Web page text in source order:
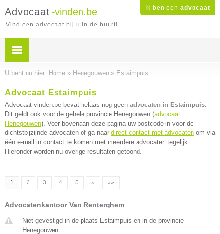
Ik ben een advocaat
Advocaat -vinden.be
Vind een advocaat bij u in de buurt!
U bent nu hier: Home » Henegouwen » Estaimpuis
Advocaat Estaimpuis
Advocaat-vinden.be bevat helaas nog geen advocaten in Estaimpuis.
Dit geldt ook voor de gehele provincie Henegouwen (advocaat
Henegouwen). Voer bovenaan deze pagina uw postcode in voor de
dichtstbijzijnde advocaten of ga naar direct contact met advocaten om via
één e-mail in contact te komen met meerdere advocaten tegelijk.
Hieronder worden nu overige resultaten getoond.
1 2 3 4 5 » »»
Advocatenkantoor Van Renterghem
Niet gevestigd in de plaats Estaimpuis en in de provincie
Henegouwen.